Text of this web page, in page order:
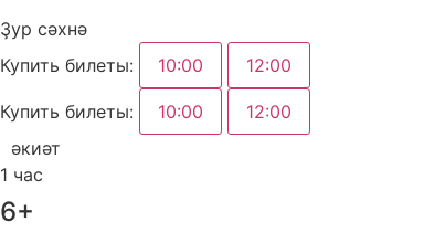
Ҙур сәхнә
Купить билеты:
10:00 12:00
Купить билеты: 10:00
12:00
әкиәт
1 час
6+